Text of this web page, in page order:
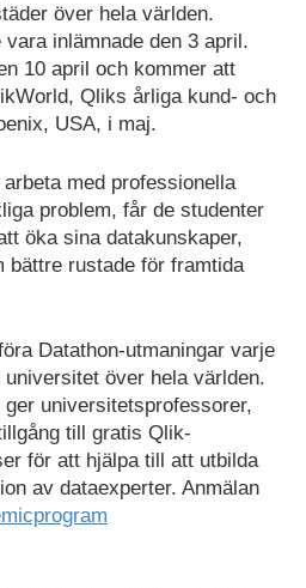
över hela världen.
inlämnade den 3 april.
10 april och kommer att
Qliks årliga kund- och
USA, i maj.
med professionella
problem, får de studenter
öka sina datakunskaper,
bättre rustade för framtida
Datathon-utmaningar varje
över hela världen.
universitetsprofessorer,
till gratis Qlik-
för att hjälpa till att utbilda
av dataexperter. Anmälan